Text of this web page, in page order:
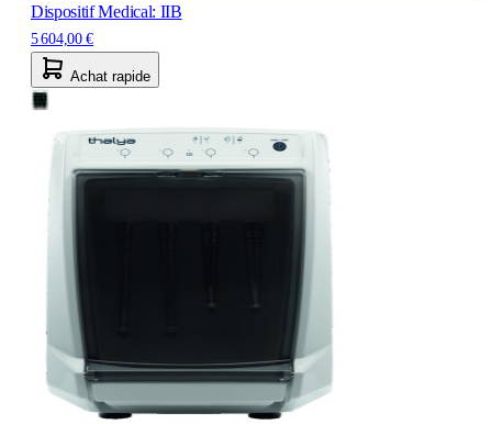
Dispositif Medical: IIB
5 604,00 €
Achat rapide